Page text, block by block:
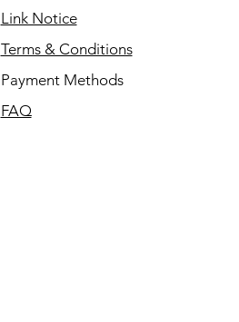
Link Notice
Terms & Conditions
Payment Methods
FAQ